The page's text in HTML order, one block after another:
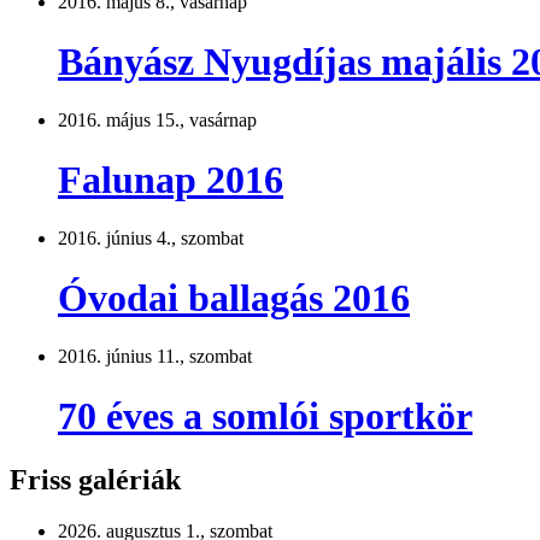
Bányász Nyugdíjas majális
2016. május 15., vasárnap
Falunap 2016
2016. június 4., szombat
Óvodai ballagás 2016
2016. június 11., szombat
70 éves a somlói sportkör
Friss galériák
2026. augusztus 1., szombat